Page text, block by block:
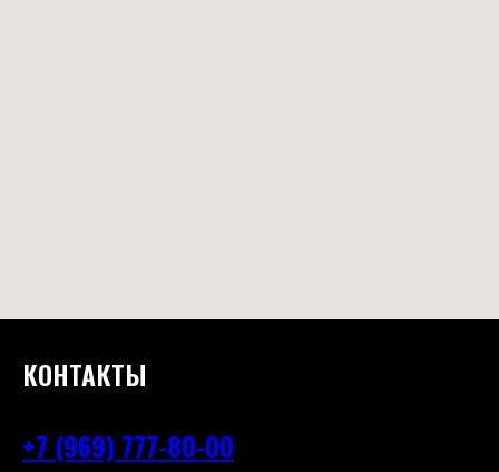
КОНТАКТЫ
+7 (969) 777-80-00